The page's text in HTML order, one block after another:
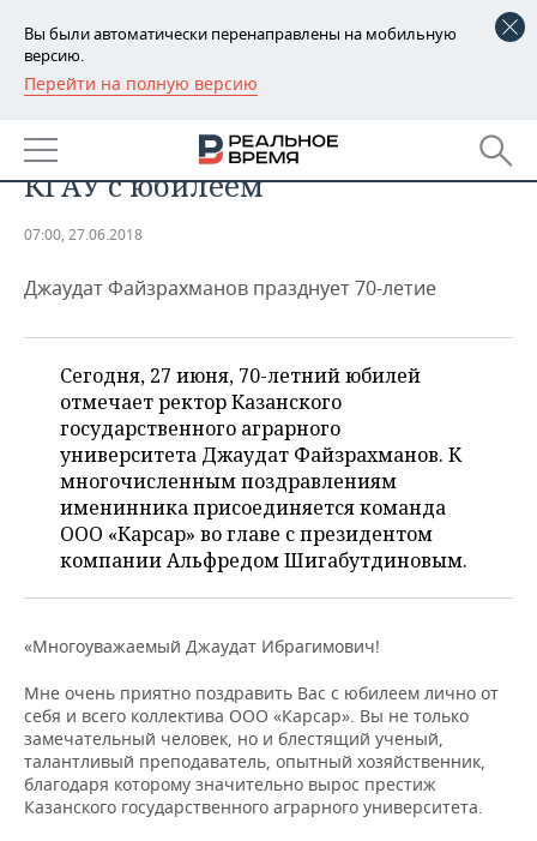
Вы были автоматически перенаправлены на мобильную
версию.
Перейти на полную версию
РЕГИОНЫ
БАШКОРТОСТАН
ТАТАРСТАН
НОВОСТИ
АНАЛИТИКА
ДЕКЛАРАЦИИ О ДОХОДАХ
ВУЗЫ ТАТАРСТАНА
КОМУ ПРИНАДЛЕЖАТ
ТОРГОВЫЕ ЦЕНТРЫ
ТАТАРСТАНА
НОВОСТИ ЭКОНОМИКИ
БАНКИ
БЮДЖЕТ
ИНВЕСТИЦИИ
ПРОМЫШЛЕННОСТЬ
ПРОМЫШЛЕННОСТИ
АГРОПРОМ
МАШИНОСТРОЕНИЕ
НЕФТЕХИМИЯ
НЕФТЬ
ОПК
ЭНЕРГЕТИКА
НЕДВИЖИМОСТЬ
НОВОСТИ НЕДВИЖИМОСТИ
НОВОСТИ АВТО
БИЗНЕС
НОВОСТИ БИЗНЕСА
ТРАНСПОРТ
УСЛУГИ
ТЕХНОЛОГИИ
IT
МЕДИА
ТЕЛЕКОММУНИКАЦИИ
НОВОСТИ МЕРОПРИЯТИЙ
ВЫЕЗДНАЯ РЕДАКЦИЯ
БИЗНЕС-БРАНЧИ
ONLINE-КОНФЕРЕНЦИИ
СПОРТ
НОВОСТИ СПОРТА
ФУТБОЛ
ХОККЕЙ
ОБЩЕСТВО
НОВОСТИ ОБЩЕСТВА
ВЛАСТЬ
ФОТОГАЛЕРЕЯ
СЮЖЕТЫ
«Карсар» поздравляют ректора
КГАУ с юбилеем
07:00, 27.06.2018
Джаудат Файзрахманов празднует 70-летие
Сегодня, 27 июня, 70-летний юбилей
отмечает ректор Казанского
государственного аграрного
университета Джаудат Файзрахманов. К
многочисленным поздравлениям
именинника присоединяется команда
ООО «Карсар» во главе с президентом
компании Альфредом Шигабутдиновым.
«Многоуважаемый Джаудат Ибрагимович!
Мне очень приятно поздравить Вас с юбилеем лично от
себя и всего коллектива ООО «Карсар». Вы не только
замечательный человек, но и блестящий ученый,
талантливый преподаватель, опытный хозяйственник,
благодаря которому значительно вырос престиж
Казанского государственного аграрного университета.